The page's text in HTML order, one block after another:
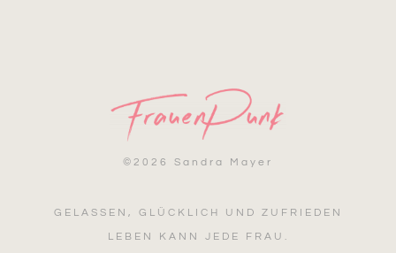
© 2026 Sandra Mayer
GELASSEN, GLÜCKLICH UND ZUFRIEDEN
LEBEN KANN JEDE FRAU.